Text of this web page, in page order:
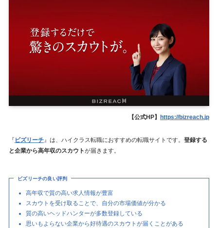
【公式HP】 https://bizreach.jp
『 ビズリーチ』は、ハイクラス転職におすすめの転職サイトです。 登録する
と企業から高年収のスカウトが届きます。
ビズリーチの良い評判
高年収で質の高い求人情報が豊富
スカウトを受け取ることで、自分の市場価値が分かる
質の高いヘッドハンターが多数登録している
思いもよらない企業から好待遇のスカウトが届くことがある